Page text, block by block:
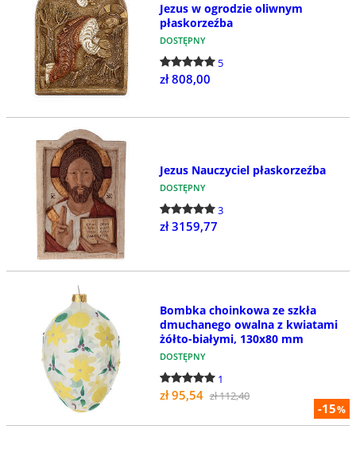
Jezus w ogrodzie oliwnym
płaskorzeźba
DOSTĘPNY
5
zł 808,00
Jezus Nauczyciel płaskorzeźba
DOSTĘPNY
3
zł 3159,77
-15%
Bombka choinkowa ze szkła
dmuchanego owalna z kwiatami
żółto-białymi, 130x80 mm
DOSTĘPNY
1
zł 95,54 zł 112,40